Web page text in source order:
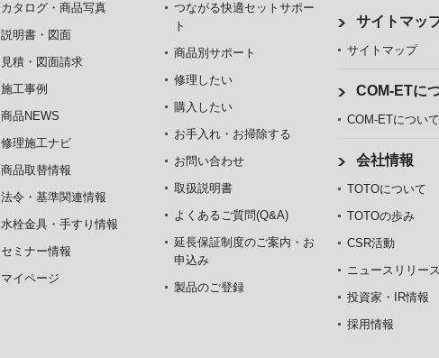
カタログ・商品写真
説明書・図面
見積・図面請求
施工事例
商品NEWS
修理施工ナビ
商品取替情報
法令・基準関連情報
水栓金具・手すり情報
セミナー情報
マイページ
つながる快適セットサポー
ト
商品別サポート
修理したい
購入したい
お手入れ・お掃除する
お問い合わせ
取扱説明書
よくあるご質問(Q&A)
延長保証制度のご案内・お
申込み
製品のご登録
サイトマッ
サイトマップ
COM-ETに
COM-ETについて
会社情報
TOTOについて
TOTOの歩み
CSR活動
ニュースリリース
投資家・IR情報
採用情報